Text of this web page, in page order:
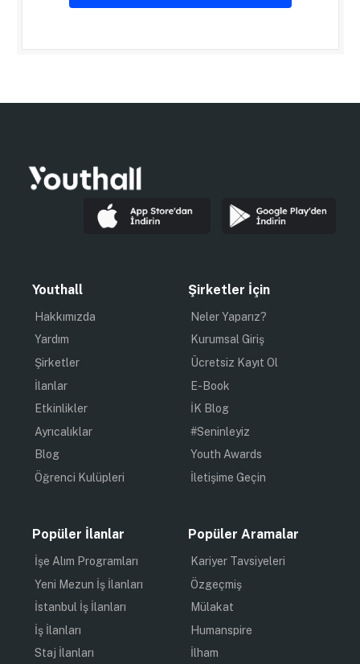
Youthall
Hakkımızda
Yardım
Şirketler
İlanlar
Etkinlikler
Ayrıcalıklar
Blog
Öğrenci Kulüpleri
Şirketler İçin
Neler Yaparız?
Kurumsal Giriş
Ücretsiz Kayıt Ol
E-Book
İK Blog
#Seninleyiz
Youth Awards
İletişime Geçin
Popüler İlanlar
İşe Alım Programları
Yeni Mezun İş İlanları
İstanbul İş İlanları
İş İlanları
Staj İlanları
Popüler Aramalar
Kariyer Tavsiyeleri
Özgeçmiş
Mülakat
Humanspire
İlham